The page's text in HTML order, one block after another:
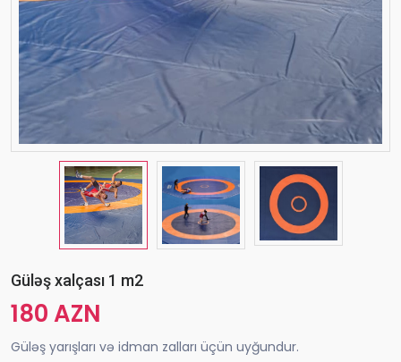
Güləş xalçası 1 m2
180 AZN
Güləş yarışları və idman zalları üçün uyğundur.